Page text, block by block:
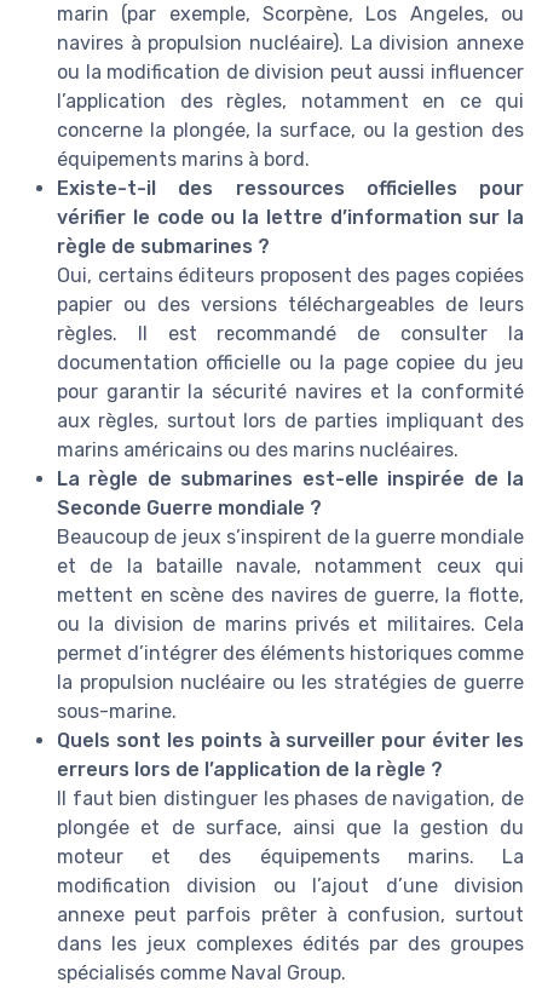
marin (par exemple, Scorpène, Los Angeles, ou
navires à propulsion nucléaire). La division annexe
ou la modification de division peut aussi influencer
l’application des règles, notamment en ce qui
concerne la plongée, la surface, ou la gestion des
équipements marins à bord.
Existe-t-il des ressources officielles pour
vérifier le code ou la lettre d’information sur la
règle de submarines ?
Oui, certains éditeurs proposent des pages copiées
papier ou des versions téléchargeables de leurs
règles. Il est recommandé de consulter la
documentation officielle ou la page copiee du jeu
pour garantir la sécurité navires et la conformité
aux règles, surtout lors de parties impliquant des
marins américains ou des marins nucléaires.
La règle de submarines est-elle inspirée de la
Seconde Guerre mondiale ?
Beaucoup de jeux s’inspirent de la guerre mondiale
et de la bataille navale, notamment ceux qui
mettent en scène des navires de guerre, la flotte,
ou la division de marins privés et militaires. Cela
permet d’intégrer des éléments historiques comme
la propulsion nucléaire ou les stratégies de guerre
sous-marine.
Quels sont les points à surveiller pour éviter les
erreurs lors de l’application de la règle ?
Il faut bien distinguer les phases de navigation, de
plongée et de surface, ainsi que la gestion du
moteur et des équipements marins. La
modification division ou l’ajout d’une division
annexe peut parfois prêter à confusion, surtout
dans les jeux complexes édités par des groupes
spécialisés comme Naval Group.